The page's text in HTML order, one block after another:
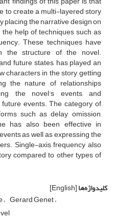
to create a multi-layered story
the narrative design on
help of techniques such as
These techniques have
the structure of the novel.
future states, has played an
characters in the story, getting
the nature of relationships
the novel's events, and
events. The category of
such as delay, omission,
has also been effective in
as well as expressing the
Single-axis frequency also
compared to other types of
کلیدواژه‌ها[English]
Gerard Genet